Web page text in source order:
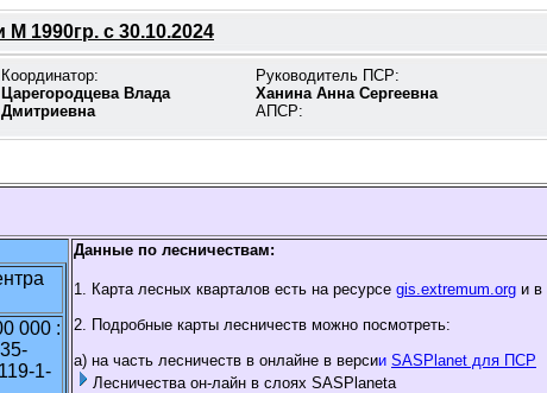
1990гр. с 30.10.2024
Координатор:
Царегородцева Влада
Дмитриевна
Руководитель ПСР:
Ханина Анна Сергеевна
АПСР:
000 :
1-
Данные по лесничествам:
1. Карта лесных кварталов есть на ресурсе gis.extremum.org и в
2. Подробные карты лесничеств можно посмотреть:
а) на часть лесничеств в онлайне в версии SASPlanet для ПСР
Лесничества он-лайн в слоях SASPlaneta